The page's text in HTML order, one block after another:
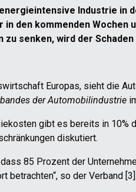
Industrie in
den kommenden
senken, wird der
Europas, sieht die
der Automobilindustrie
gibt es bereits in 10%
diskutiert.
85 Prozent der
betrachten“, so der Verband [3].